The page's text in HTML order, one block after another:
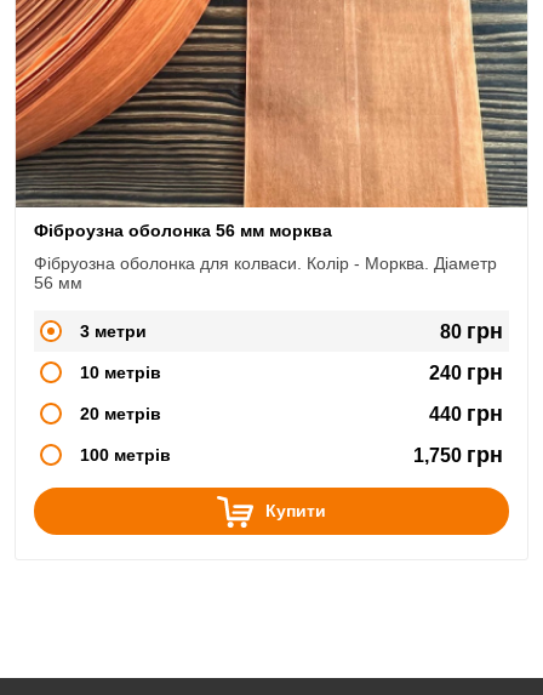
Фіброузна оболонка 56 мм морква
Фібруозна оболонка для колваси. Колір - Морква. Діаметр
56 мм
3 метри 80 грн
10 метрів 240 грн
20 метрів 440 грн
100 метрів 1,750 грн
Купити